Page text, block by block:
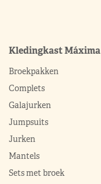
Kledingkast Máxima
Broekpakken
Complets
Galajurken
Jumpsuits
Jurken
Mantels
Sets met broek